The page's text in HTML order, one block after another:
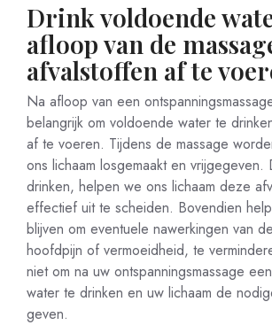
Drink voldoende
afloop van de
afvalstoffen af te
Na afloop van een
belangrijk om voldoende water te
af te voeren. Tijdens de massage
ons lichaam losgemaakt en
drinken, helpen we ons lichaam deze
effectief uit te scheiden. Bovendien
blijven om eventuele nawerkingen van
hoofdpijn of vermoeidheid, te
niet om na uw ontspanningsmassage
water te drinken en uw lichaam de
geven.